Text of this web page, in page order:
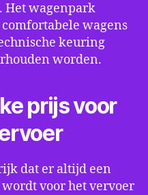
Het wagenpark
wagens
keuring
worden.
prijs voor
dat er altijd een
voor het vervoer